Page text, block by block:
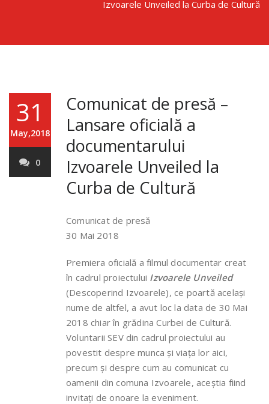
Izvoarele Unveiled la Curba de Cultură
31
May,2018
0
Comunicat de presă –
Lansare oficială a
documentarului
Izvoarele Unveiled la
Curba de Cultură
Comunicat de presă
30 Mai 2018
Premiera oficială a filmul documentar creat
în cadrul proiectului Izvoarele Unveiled
(Descoperind Izvoarele), ce poartă același
nume de altfel, a avut loc la data de 30 Mai
2018 chiar în grădina Curbei de Cultură.
Voluntarii SEV din cadrul proiectului au
povestit despre munca și viața lor aici,
precum și despre cum au comunicat cu
oamenii din comuna Izvoarele, aceștia fiind
invitați de onoare la eveniment.